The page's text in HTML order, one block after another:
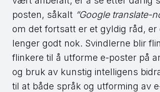
posten, såkalt “Google translate-
om det fortsatt er et gyldig råd, er
lenger godt nok. Svindlerne blir
flinkere til å utforme e-poster på
og bruk av kunstig intelligens
til at både språk og utforming av